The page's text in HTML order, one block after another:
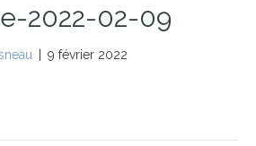
2022-02-09
9 février 2022